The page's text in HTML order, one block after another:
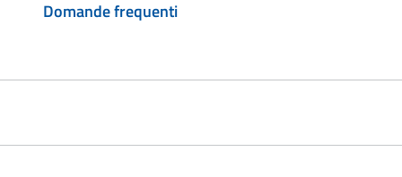
Domande frequenti